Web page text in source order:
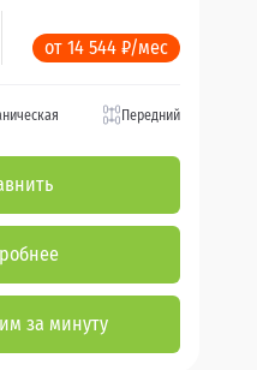
от 14 544 ₽/мес
Передний
за минуту